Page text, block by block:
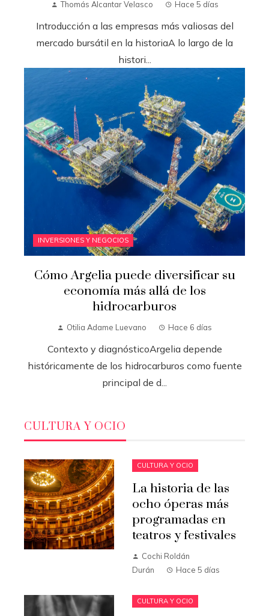
Thomás Alcantar Velasco Hace 5 días
Introducción a las empresas más valiosas del
mercado bursátil en la historiaA lo largo de la
histori...
INVERSIONES Y NEGOCIOS
Cómo Argelia puede diversificar su
economía más allá de los
hidrocarburos
Otilia Adame Luevano Hace 6 días
Contexto y diagnósticoArgelia depende
históricamente de los hidrocarburos como fuente
principal de d...
CULTURA Y OCIO
CULTURA Y OCIO
La historia de las
ocho óperas más
programadas en
teatros y festivales
Cochi Roldán
Durán
Hace 5 días
CULTURA Y OCIO